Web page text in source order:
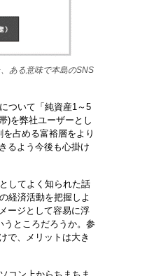
ある意味で本島のSNS
ついて「純資産1～5
)を弊社ユーザーとし
占める富裕層をより
るよう今後も心掛け
してよく知られた話
経済活動を把握しよ
ージとして容易に浮
うところだろうか。参
で、メリットは大き